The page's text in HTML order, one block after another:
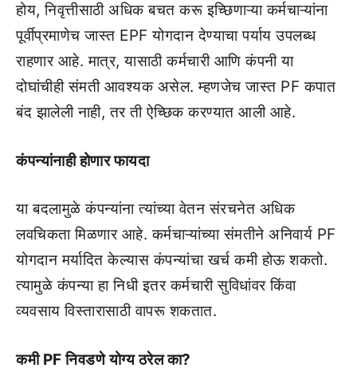
होय, निवृत्तीसाठी अधिक बचत करू इच्छिणाऱ्या कर्मचाऱ्यांना
पूर्वीप्रमाणेच जास्त EPF योगदान देण्याचा पर्याय उपलब्ध
राहणार आहे. मात्र, यासाठी कर्मचारी आणि कंपनी या
दोघांचीही संमती आवश्यक असेल. म्हणजेच जास्त PF कपात
बंद झालेली नाही, तर ती ऐच्छिक करण्यात आली आहे.
कंपन्यांनाही होणार फायदा
या बदलामुळे कंपन्यांना त्यांच्या वेतन संरचनेत अधिक
लवचिकता मिळणार आहे. कर्मचाऱ्यांच्या संमतीने अनिवार्य PF
योगदान मर्यादित केल्यास कंपन्यांचा खर्च कमी होऊ शकतो.
त्यामुळे कंपन्या हा निधी इतर कर्मचारी सुविधांवर किंवा
व्यवसाय विस्तारासाठी वापरू शकतात.
कमी PF निवडणे योग्य ठरेल का?